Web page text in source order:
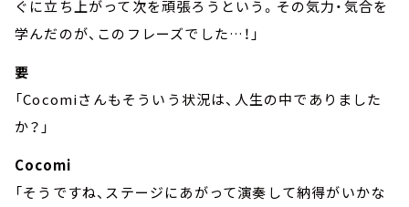
ぐに立ち上がって次を頑張ろうという。その気力・気合を
学んだのが、このフレーズでした…！」
要
「Cocomiさんもそういう状況は、人生の中でありました
か？」
Cocomi
「そうですね、ステージにあがって演奏して納得がいかな